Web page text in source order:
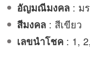
อัญมณีมงคล : ม
สีมงคล : สีเขียว
เลขนำโชค : 1,